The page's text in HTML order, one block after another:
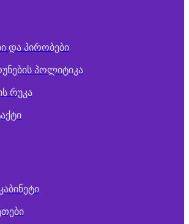
და პირობები
პოლიტიკა
რუკა